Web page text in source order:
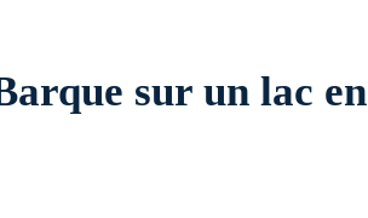
sur un lac en